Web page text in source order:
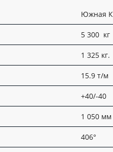
Южная
5 300 кг
1 325 кг.
15.9 т/м
+40/-40
1 050 мм
406°